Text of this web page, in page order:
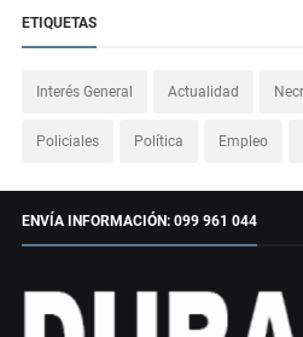
ETIQUETAS
Interés General Actualidad
Policiales Política Empleo
ENVÍA INFORMACIÓN: 099 961 044